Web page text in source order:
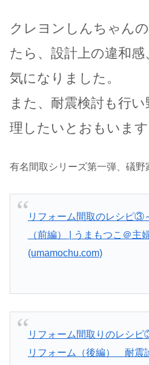
クレヨンしんちゃん
たら、設計上の違和
気になりました。
また、耐震検討も行
理したいとおもいます
有名間取シリーズ第一弾、礒野
リフォーム間取のレシピ③
（前編） | うまもつこ＠主
(umamochu.com)
リフォーム間取りのレシ
リフォーム（後編） 耐震